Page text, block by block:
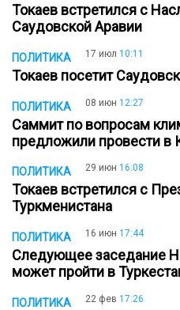
Токаев встретился с
Саудовской Аравии
ПОЛИТИКА 17 июл 10:11
Токаев посетит
ПОЛИТИКА 08 июн 12:27
Саммит по вопросам
предложили провести в
ПОЛИТИКА 29 июн 16:08
Токаев встретился с
Туркменистана
ПОЛИТИКА 16 июн 17:44
Следующее заседание
может пройти в
ПОЛИТИКА 22 фев 17:26